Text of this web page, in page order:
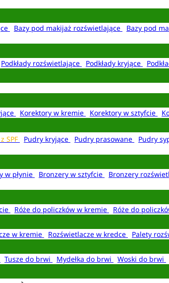
Bazy pod makijaż rozświetlające Bazy pod
Podkłady rozświetlające Podkłady kryjące
Korektory w kremie Korektory w sztyfcie
SPF Pudry kryjące Pudry prasowane Pudry
w płynie Bronzery w sztyfcie Bronzery
Róże do policzków w kremie Róże do
w kremie Rozświetlacze w kredce
Palety
Tusze do brwi Mydełka do brwi Woski do brwi